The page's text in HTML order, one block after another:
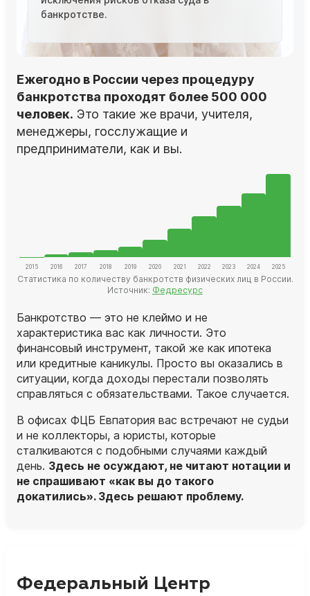
банкротстве.
Ежегодно в России через процедуру
банкротства проходят более 500 000
человек. Это такие же врачи, учителя,
менеджеры, госслужащие и
предприниматели, как и вы.
Статистика по количеству банкротств физических лиц в России.
Источник: Федресурс
Банкротство — это не клеймо и не
характеристика вас как личности. Это
финансовый инструмент, такой же как ипотека
или кредитные каникулы. Просто вы оказались в
ситуации, когда доходы перестали позволять
справляться с обязательствами. Такое случается.
В офисах ФЦБ Евпатория вас встречают не судьи
и не коллекторы, а юристы, которые
сталкиваются с подобными случаями каждый
день. Здесь не осуждают, не читают нотации и
не спрашивают «как вы до такого
докатились». Здесь решают проблему.
Федеральный Центр